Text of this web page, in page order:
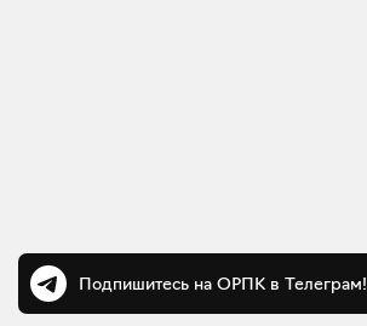
Подпишитесь на ОРПК в Телеграм!